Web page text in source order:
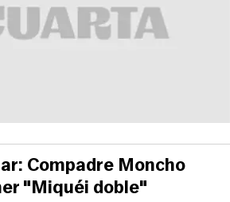
Compadre Moncho
"Miquéi doble"